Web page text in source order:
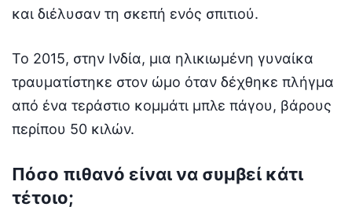
και διέλυσαν τη σκεπή ενός σπιτιού.
Το 2015, στην Ινδία, μια ηλικιωμένη γυναίκα
τραυματίστηκε στον ώμο όταν δέχθηκε πλήγμα
από ένα τεράστιο κομμάτι μπλε πάγου, βάρους
περίπου 50 κιλών.
Πόσο πιθανό είναι να συμβεί κάτι
τέτοιο;